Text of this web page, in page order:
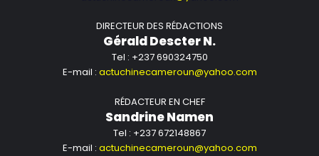
DIRECTEUR DES RÉDACTIONS
Gérald Descter N.
Tel : +237 690324750
E-mail : actuchinecameroun@yahoo.com
RÉDACTEUR EN CHEF
Sandrine Namen
Tel : +237 672148867
E-mail : actuchinecameroun@yahoo.com